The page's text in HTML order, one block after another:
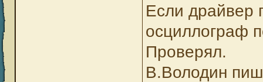
Если драйвер
осциллограф
Проверял.
В.Володин